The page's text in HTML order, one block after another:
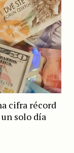
cifra récord
solo día